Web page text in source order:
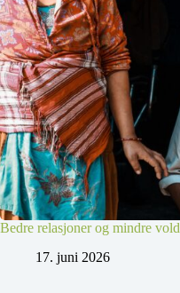
Bedre relasjoner og mindre vold
17. juni 2026